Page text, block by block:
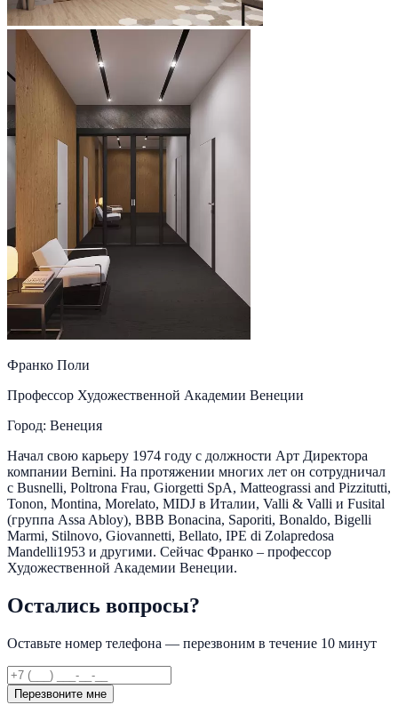
Франко Поли
Профессор Художественной Академии Венеции
Город: Венеция
Начал свою карьеру 1974 году с должности Арт Директора
компании Bernini. На протяжении многих лет он сотрудничал
с Busnelli, Poltrona Frau, Giorgetti SpA, Matteograssi and Pizzitutti,
Tonon, Montina, Morelato, MIDJ в Италии, Valli & Valli и Fusital
(группа Assa Abloy), BBB Bonacina, Saporiti, Bonaldo, Bigelli
Marmi, Stilnovo, Giovannetti, Bellato, IPE di Zolapredosa
Mandelli1953 и другими. Сейчас Франко – профессор
Художественной Академии Венеции.
Остались вопросы?
Оставьте номер телефона — перезвоним в течение 10 минут
Перезвоните мне